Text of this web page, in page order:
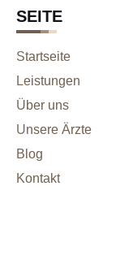
SEITE
Startseite
Leistungen
Über uns
Unsere Ärzte
Blog
Kontakt